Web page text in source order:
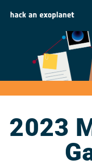
2023
galerija
2023